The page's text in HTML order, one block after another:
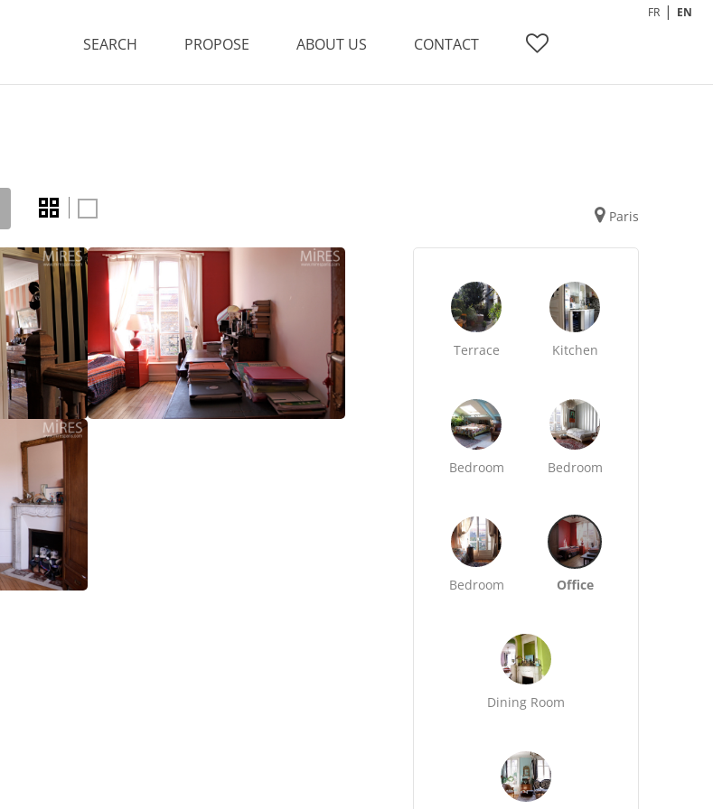
SEARCH PROPOSE ABOUT US CONTACT
FR EN
Paris
Terrace Kitchen
Bedroom Bedroom
Bedroom Office
Dining Room